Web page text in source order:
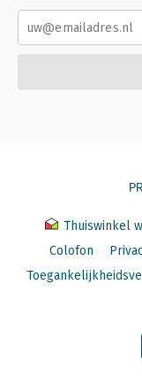
Thuiswinkel
Colofon